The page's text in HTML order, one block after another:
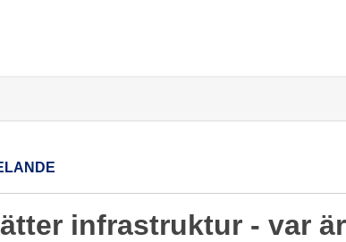
infrastruktur - var är